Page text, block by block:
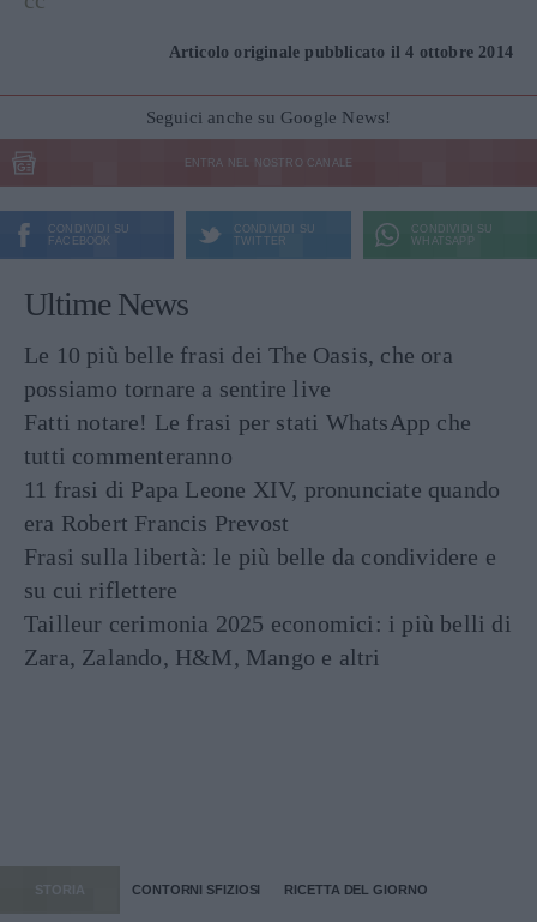
Articolo originale pubblicato il 4 ottobre 2014
Seguici anche su Google News!
ENTRA NEL NOSTRO CANALE
CONDIVIDI SU
FACEBOOK
CONDIVIDI SU
TWITTER
CONDIVIDI SU
WHATSAPP
Ultime News
Le 10 più belle frasi dei The Oasis, che ora
possiamo tornare a sentire live
Fatti notare! Le frasi per stati WhatsApp che
tutti commenteranno
11 frasi di Papa Leone XIV, pronunciate quando
era Robert Francis Prevost
Frasi sulla libertà: le più belle da condividere e
su cui riflettere
Tailleur cerimonia 2025 economici: i più belli di
Zara, Zalando, H&M, Mango e altri
STORIA CONTORNI SFIZIOSI RICETTA DEL GIORNO